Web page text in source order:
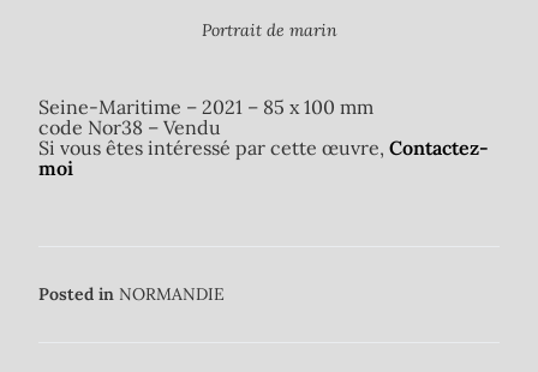
Portrait de marin
Seine-Maritime – 2021 – 85 x 100 mm
code Nor38 – Vendu
Si vous êtes intéressé par cette œuvre, Contactez-
moi
Posted in NORMANDIE